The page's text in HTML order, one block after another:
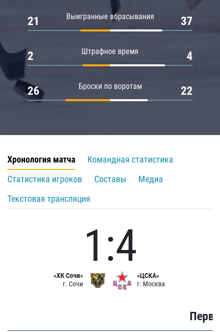
Выигранные вбрасывания
21 37
Штрафное время
2 4
Броски по воротам
26 22
Хронология матча
Командная статистика
Статистика игроков
Составы
Медиа
Текстовая трансляция
«ХК Сочи»
г. Сочи
1:4
«ЦСКА»
г. Москва